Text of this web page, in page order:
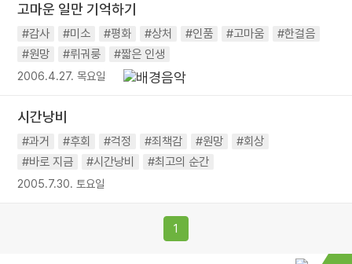
고마운 일만 기억하기
#감사 #미소 #평화 #상처 #인품 #고마움
#한걸음
#원망
#뤼궈룽 #짧은 인생
2006.4.27. 목요일
시간낭비
#과거 #후회 #걱정 #죄책감 #원망
#회상
#바로 지금
#시간낭비 #최고의 순간
2005.7.30. 토요일
1